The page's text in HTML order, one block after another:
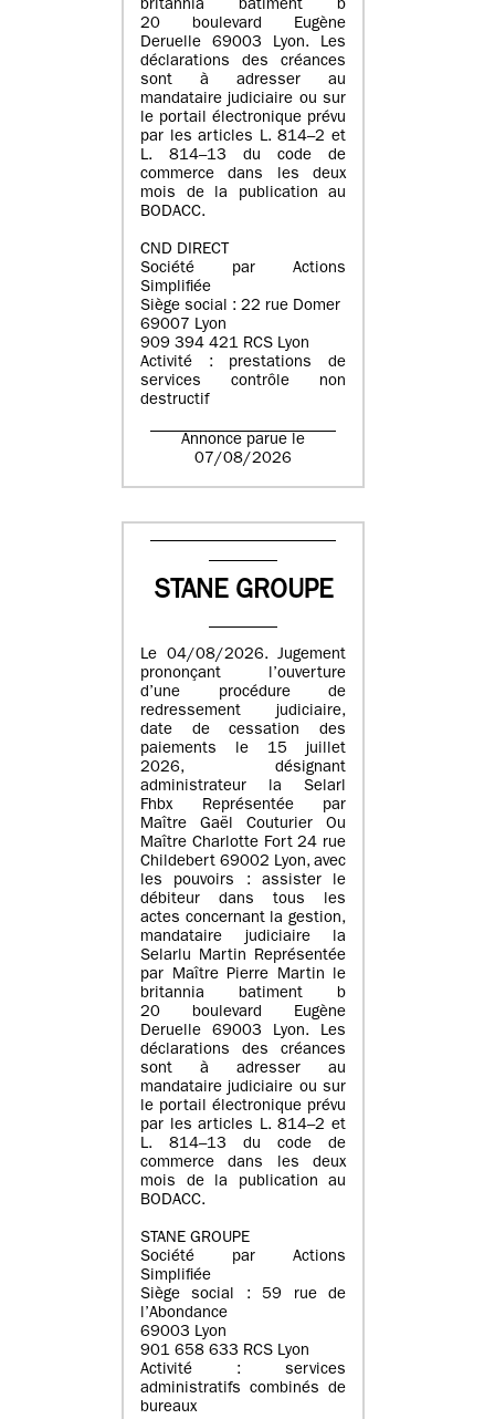
britannia batiment b
20 boulevard Eugène
Deruelle 69003 Lyon. Les
déclarations des créances
sont à adresser au
mandataire judiciaire ou sur
le portail électronique prévu
par les articles L. 814–2 et
L. 814–13 du code de
commerce dans les deux
mois de la publication au
BODACC.
CND DIRECT
Société par Actions
Simplifiée
Siège social : 22 rue Domer
69007 Lyon
909 394 421 RCS Lyon
Activité : prestations de
services contrôle non
destructif
Annonce parue le
07/08/2026
STANE GROUPE
Le 04/08/2026. Jugement
prononçant l’ouverture
d’une procédure de
redressement judiciaire,
date de cessation des
paiements le 15 juillet
2026, désignant
administrateur la Selarl
Fhbx Représentée par
Maître Gaël Couturier Ou
Maître Charlotte Fort 24 rue
Childebert 69002 Lyon, avec
les pouvoirs : assister le
débiteur dans tous les
actes concernant la gestion,
mandataire judiciaire la
Selarlu Martin Représentée
par Maître Pierre Martin le
britannia batiment b
20 boulevard Eugène
Deruelle 69003 Lyon. Les
déclarations des créances
sont à adresser au
mandataire judiciaire ou sur
le portail électronique prévu
par les articles L. 814–2 et
L. 814–13 du code de
commerce dans les deux
mois de la publication au
BODACC.
STANE GROUPE
Société par Actions
Simplifiée
Siège social : 59 rue de
l’Abondance
69003 Lyon
901 658 633 RCS Lyon
Activité : services
administratifs combinés de
bureaux